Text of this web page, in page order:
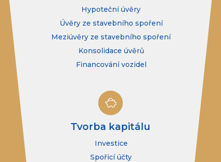
Hypoteční úvěry
Úvěry ze stavebního spoření
Meziúvěry ze stavebního spoření
Konsolidace úvěrů
Financování vozidel
Tvorba kapitálu
Investice
Spořicí účty